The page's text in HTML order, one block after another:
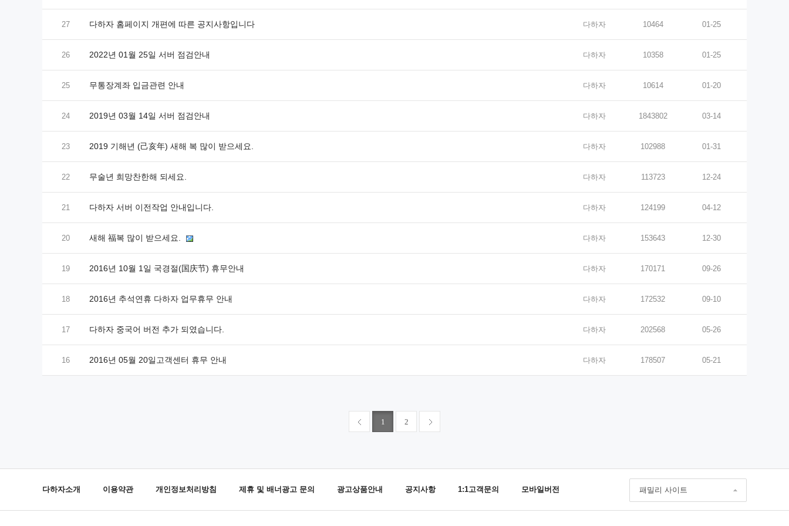
27 다하자 홈페이지 개편에 따른 공지사항입니다 다하자 10464 01-25
26 2022년 01월 25일 서버 점검안내 다하자 10358 01-25
25 무통장계좌 입금관련 안내 다하자 10614 01-20
24 2019년 03월 14일 서버 점검안내 다하자 1843802 03-14
23 2019 기해년 (己亥年) 새해 복 많이 받으세요. 다하자 102988 01-31
22 무술년 희망찬한해 되세요. 다하자 113723 12-24
21 다하자 서버 이전작업 안내입니다. 다하자 124199 04-12
20 새해 福복 많이 받으세요. 다하자 153643 12-30
19 2016년 10월 1일 국경절(国庆节) 휴무안내 다하자 170171 09-26
18 2016년 추석연휴 다하자 업무휴무 안내 다하자 172532 09-10
17 다하자 중국어 버전 추가 되였습니다. 다하자 202568 05-26
16 2016년 05월 20일고객센터 휴무 안내 다하자 178507 05-21
1 2
다하자소개 이용약관 개인정보처리방침 제휴 및 배너광고 문의 광고상품안내 공지사항 1:1고객문의 모바일버전 패밀리 사이트